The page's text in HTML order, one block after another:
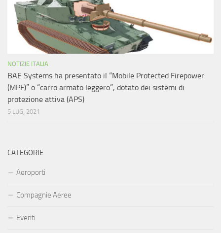
NOTIZIE ITALIA
BAE Systems ha presentato il “Mobile Protected Firepower
(MPF)” o “carro armato leggero”, dotato dei sistemi di
protezione attiva (APS)
5 LUG, 2021
CATEGORIE
Aeroporti
Compagnie Aeree
Eventi